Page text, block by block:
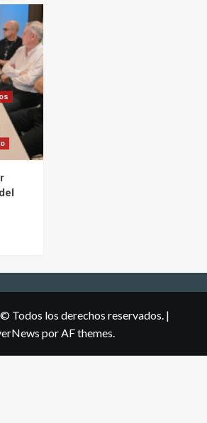
Todos los derechos reservados. |
por AF themes.